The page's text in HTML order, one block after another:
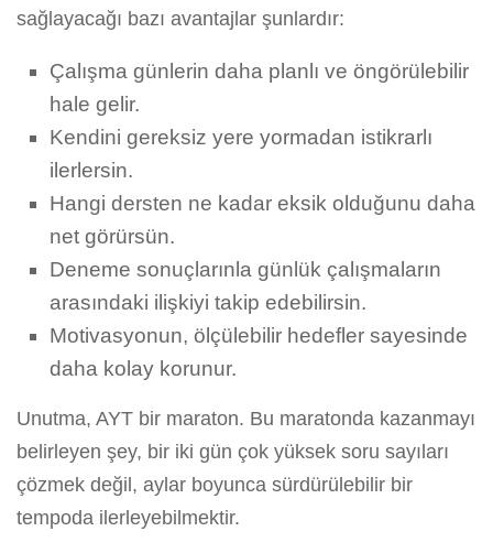
sağlayacağı bazı avantajlar şunlardır:
Çalışma günlerin daha planlı ve öngörülebilir
hale gelir.
Kendini gereksiz yere yormadan istikrarlı
ilerlersin.
Hangi dersten ne kadar eksik olduğunu daha
net görürsün.
Deneme sonuçlarınla günlük çalışmaların
arasındaki ilişkiyi takip edebilirsin.
Motivasyonun, ölçülebilir hedefler sayesinde
daha kolay korunur.
Unutma, AYT bir maraton. Bu maratonda kazanmayı
belirleyen şey, bir iki gün çok yüksek soru sayıları
çözmek değil, aylar boyunca sürdürülebilir bir
tempoda ilerleyebilmektir.